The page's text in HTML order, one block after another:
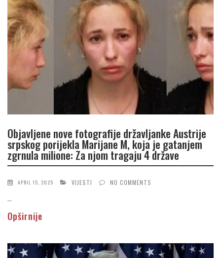
Objavljene nove fotografije državljanke Austrije
srpskog porijekla Marijane M, koja je gatanjem
zgrnula milione: Za njom tragaju 4 države
APRIL 15, 2025 VIJESTI NO COMMENTS
...
Opširnije